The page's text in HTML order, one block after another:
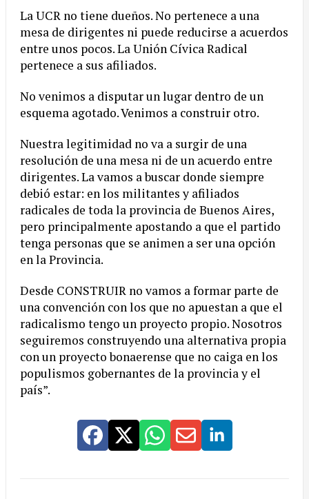
La UCR no tiene dueños. No pertenece a una
mesa de dirigentes ni puede reducirse a acuerdos
entre unos pocos. La Unión Cívica Radical
pertenece a sus afiliados.
No venimos a disputar un lugar dentro de un
esquema agotado. Venimos a construir otro.
Nuestra legitimidad no va a surgir de una
resolución de una mesa ni de un acuerdo entre
dirigentes. La vamos a buscar donde siempre
debió estar: en los militantes y afiliados
radicales de toda la provincia de Buenos Aires,
pero principalmente apostando a que el partido
tenga personas que se animen a ser una opción
en la Provincia.
Desde CONSTRUIR no vamos a formar parte de
una convención con los que no apuestan a que el
radicalismo tengo un proyecto propio. Nosotros
seguiremos construyendo una alternativa propia
con un proyecto bonaerense que no caiga en los
populismos gobernantes de la provincia y el
país”.